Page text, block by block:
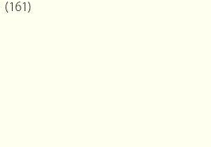
(161)